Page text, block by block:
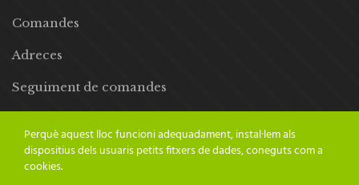
Comandes
Adreces
Seguiment de comandes
Perquè aquest lloc funcioni adequadament, instal·lem als
dispositius dels usuaris petits fitxers de dades, coneguts com a
cookies.